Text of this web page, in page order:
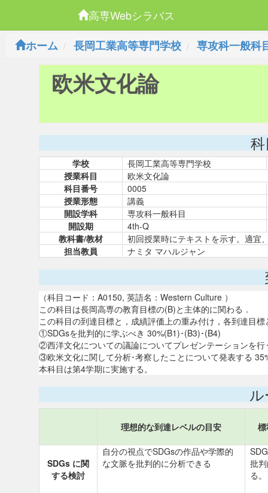
高専Webシラバス
ホーム
長岡工業高等専門学校 専攻科一般科
欧米文化論
学校
長岡工業高等専門学校
授業科目
欧米文化論
科目番号
0005
授業形態
講義
開設学科
専攻科一般科目
開設期
4th-Q
教科書/教材
初回授業時にテキストを示す。適宜
担当教員
ナミタ マハルジャン
（科目コード：A0150, 英語名：Western Culture ）
この科目は長岡高専の教育目標の(B)と主体的に関わる．
この科目の到達目標と，成績評価上の重み付け，各到達目
①SDGsを批判的に学ぶべき 30%(B1)･(B3)･(B4)
②西洋文化についての議論についてプレゼンテーションを行
③欧米文化に関して分析･考察したことについて発表する
本科目は第4学期に実施する。
理想的な到達レベルの目安
SDGs に関
する検討
自分の視点でSDGsの作品や学際的
な文脈を批判的に分析できる
批
る。